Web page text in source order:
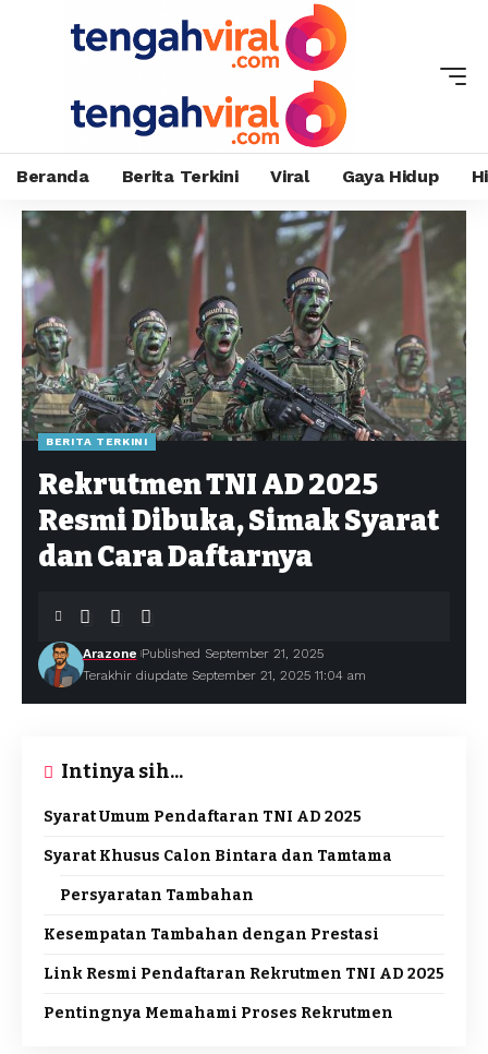
Beranda Berita Terkini Viral Gaya Hidup
BERITA TERKINI
Rekrutmen TNI AD 2025
Resmi Dibuka, Simak Syarat
dan Cara Daftarnya
Terakhir diupdate September 21, 2025 11:04 am
Arazone Published September 21, 2025
Intinya sih...
Syarat Umum Pendaftaran TNI AD 2025
Syarat Khusus Calon Bintara dan Tamtama
Persyaratan Tambahan
Kesempatan Tambahan dengan Prestasi
Link Resmi Pendaftaran Rekrutmen TNI AD 2025
Pentingnya Memahami Proses Rekrutmen